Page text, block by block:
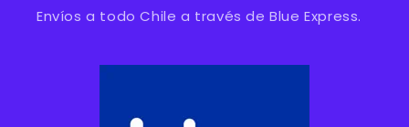
Envíos a todo Chile a través de Blue Express.